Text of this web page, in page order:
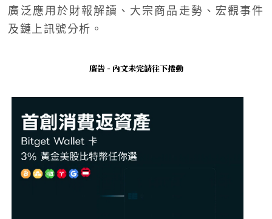
廣泛應用於財報解讀、大宗商品走勢、宏觀事件
及鏈上訊號分析。
廣告 - 內文未完請往下捲動